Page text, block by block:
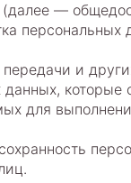
(далее —
и
данных,
для
сохранность